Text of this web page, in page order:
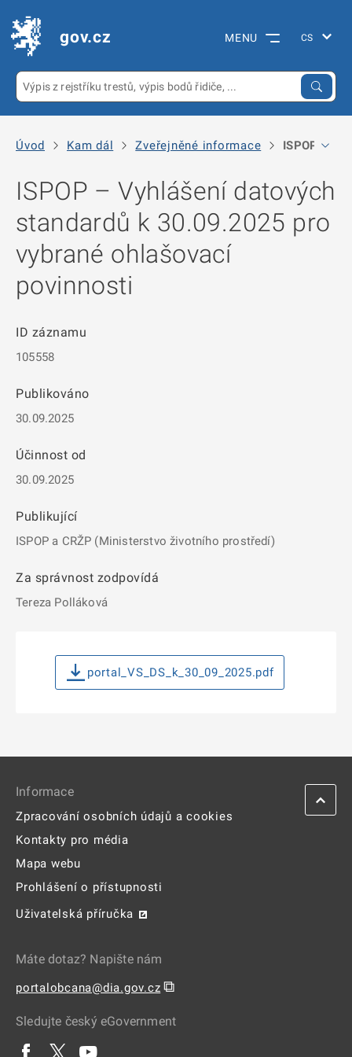
gov.cz MENU
Úvod Kam dál Zveřejněné informace ISPOP –
ISPOP – Vyhlášení datových
standardů k 30.09.2025 pro
vybrané ohlašovací
povinnosti
ID záznamu
105558
Publikováno
30.09.2025
Účinnost od
30.09.2025
Publikující
ISPOP a CRŽP (Ministerstvo životního prostředí)
Za správnost zodpovídá
Tereza Polláková
portal_VS_DS_k_30_09_2025.pdf
Informace
Zpracování osobních údajů a cookies
Kontakty pro média
Mapa webu
Prohlášení o přístupnosti
Uživatelská příručka
Máte dotaz? Napište nám
portalobcana@dia.gov.cz ⧉
Sledujte český eGovernment